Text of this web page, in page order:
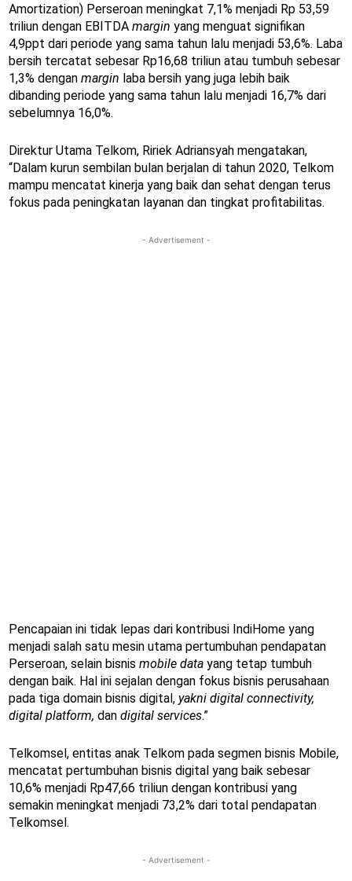
Amortization) Perseroan meningkat 7,1% menjadi Rp 53,59
triliun dengan EBITDA margin yang menguat signifikan
4,9ppt dari periode yang sama tahun lalu menjadi 53,6%. Laba
bersih tercatat sebesar Rp16,68 triliun atau tumbuh sebesar
1,3% dengan margin laba bersih yang juga lebih baik
dibanding periode yang sama tahun lalu menjadi 16,7% dari
sebelumnya 16,0%.
Direktur Utama Telkom, Ririek Adriansyah mengatakan,
“Dalam kurun sembilan bulan berjalan di tahun 2020, Telkom
mampu mencatat kinerja yang baik dan sehat dengan terus
fokus pada peningkatan layanan dan tingkat profitabilitas.
- Advertisement -
Pencapaian ini tidak lepas dari kontribusi IndiHome yang
menjadi salah satu mesin utama pertumbuhan pendapatan
Perseroan, selain bisnis mobile data yang tetap tumbuh
dengan baik. Hal ini sejalan dengan fokus bisnis perusahaan
pada tiga domain bisnis digital, yakni digital connectivity,
digital platform, dan digital services.”
Telkomsel, entitas anak Telkom pada segmen bisnis Mobile,
mencatat pertumbuhan bisnis digital yang baik sebesar
10,6% menjadi Rp47,66 triliun dengan kontribusi yang
semakin meningkat menjadi 73,2% dari total pendapatan
Telkomsel.
- Advertisement -